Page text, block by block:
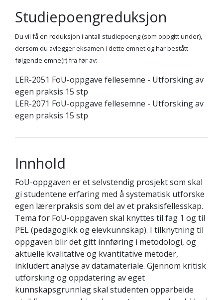
Studiepoengreduksjon
Du vil få en reduksjon i antall studiepoeng (som oppgitt under),
dersom du avlegger eksamen i dette emnet og har bestått
følgende emne(r) fra før av:
LER-2051 FoU-oppgave fellesemne - Utforsking av
egen praksis 15 stp
LER-2071 FoU-oppgave fellesemne - Utforsking av
egen praksis 15 stp
Innhold
FoU-oppgaven er et selvstendig prosjekt som skal
gi studentene erfaring med å systematisk utforske
egen lærerpraksis som del av et praksisfellesskap.
Tema for FoU-oppgaven skal knyttes til fag 1 og til
PEL (pedagogikk og elevkunnskap). I tilknytning til
oppgaven blir det gitt innføring i metodologi, og
aktuelle kvalitative og kvantitative metoder,
inkludert analyse av datamateriale. Gjennom kritisk
utforsking og oppdatering av eget
kunnskapsgrunnlag skal studenten opparbeide